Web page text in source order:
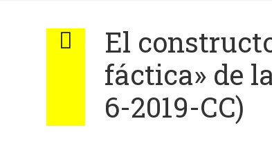
El
fáctica» de
6-2019-CC)